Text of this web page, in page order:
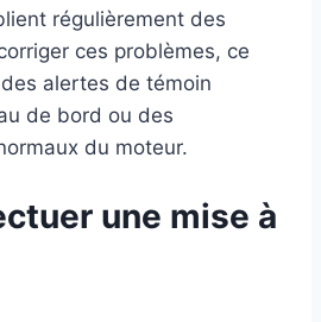
régulièrement des
ces problèmes, ce
alertes de témoin
de bord ou des
du moteur.
une mise à